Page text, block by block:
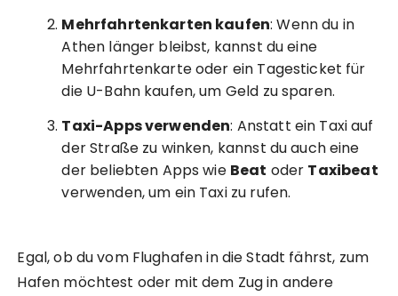
Mehrfahrtenkarten kaufen: Wenn du in
Athen länger bleibst, kannst du eine
Mehrfahrtenkarte oder ein Tagesticket für
die U-Bahn kaufen, um Geld zu sparen.
Taxi-Apps verwenden: Anstatt ein Taxi auf
der Straße zu winken, kannst du auch eine
der beliebten Apps wie Beat oder Taxibeat
verwenden, um ein Taxi zu rufen.
Egal, ob du vom Flughafen in die Stadt fährst, zum
Hafen möchtest oder mit dem Zug in andere